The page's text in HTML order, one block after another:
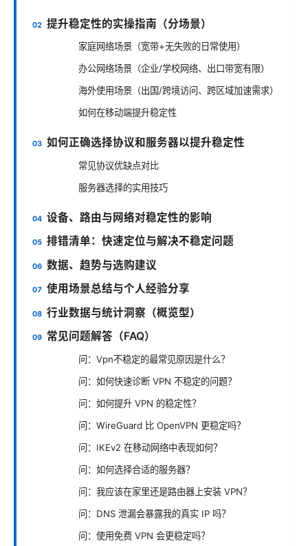
提升稳定性的实操指南（分场景）
家庭网络场景（宽带+无失败的日常使用）
办公网络场景（企业/学校网络、出口带宽有限）
海外使用场景（出国/跨境访问、跨区域加速需求）
如何在移动端提升稳定性
如何正确选择协议和服务器以提升稳定性
常见协议优缺点对比
服务器选择的实用技巧
设备、路由与网络对稳定性的影响
排错清单：快速定位与解决不稳定问题
数据、趋势与选购建议
使用场景总结与个人经验分享
行业数据与统计洞察（概览型）
常见问题解答（FAQ）
问：Vpn不稳定的最常见原因是什么？
问：如何快速诊断 VPN 不稳定的问题？
问：如何提升 VPN 的稳定性？
问：WireGuard 比 OpenVPN 更稳定吗？
问：IKEv2 在移动网络中表现如何？
问：如何选择合适的服务器？
问：我应该在家里还是路由器上安装 VPN？
问：DNS 泄漏会暴露我的真实 IP 吗？
问：使用免费 VPN 会更稳定吗？